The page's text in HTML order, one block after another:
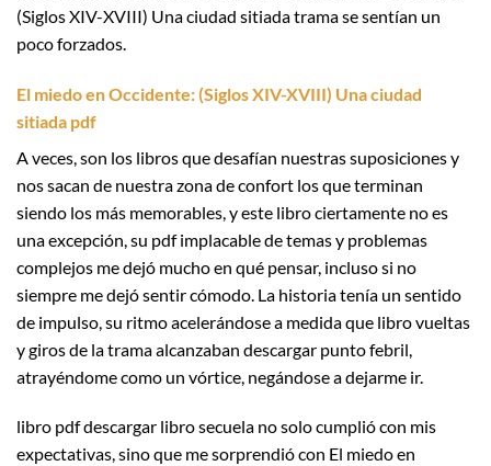
(Siglos XIV-XVIII) Una ciudad sitiada trama se sentían un
poco forzados.
El miedo en Occidente: (Siglos XIV-XVIII) Una ciudad
sitiada pdf
A veces, son los libros que desafían nuestras suposiciones y
nos sacan de nuestra zona de confort los que terminan
siendo los más memorables, y este libro ciertamente no es
una excepción, su pdf implacable de temas y problemas
complejos me dejó mucho en qué pensar, incluso si no
siempre me dejó sentir cómodo. La historia tenía un sentido
de impulso, su ritmo acelerándose a medida que libro vueltas
y giros de la trama alcanzaban descargar punto febril,
atrayéndome como un vórtice, negándose a dejarme ir.
libro pdf descargar libro secuela no solo cumplió con mis
expectativas, sino que me sorprendió con El miedo en